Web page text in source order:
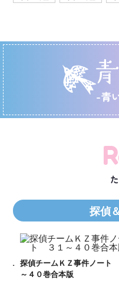
-青
探偵
探偵チームＫＺ事件ノート
～４０巻合本版